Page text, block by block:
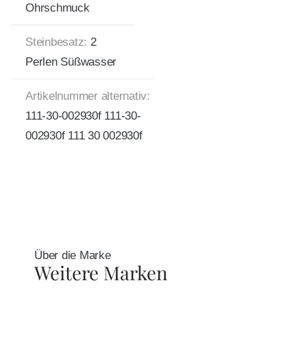
Ohrschmuck
Steinbesatz: 2
Perlen Süßwasser
Artikelnummer alternativ:
111-30-002930f 111-30-
002930f 111 30 002930f
Über die Marke
Weitere Marken